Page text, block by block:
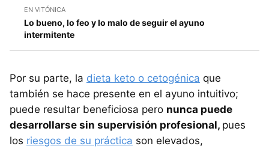
EN VITÓNICA
Lo bueno, lo feo y lo malo de seguir el ayuno
intermitente
Por su parte, la dieta keto o cetogénica que
también se hace presente en el ayuno intuitivo;
puede resultar beneficiosa pero nunca puede
desarrollarse sin supervisión profesional, pues
los riesgos de su práctica son elevados,